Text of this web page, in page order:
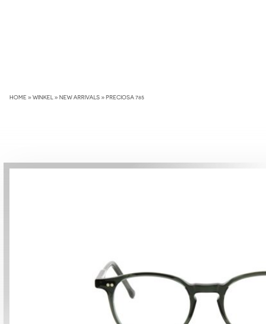
HOME»WINKEL »NEW ARRIVALS»PRECIOSA 785